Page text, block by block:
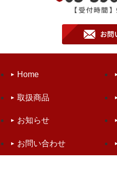
Home
取扱商品
お知らせ
お問い合わせ